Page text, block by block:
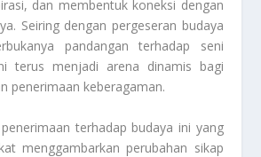
dan membentuk koneksi dengan
Seiring dengan pergeseran budaya
pandangan terhadap seni
terus menjadi arena dinamis bagi
penerimaan keberagaman.
terhadap budaya ini yang
menggambarkan perubahan sikap